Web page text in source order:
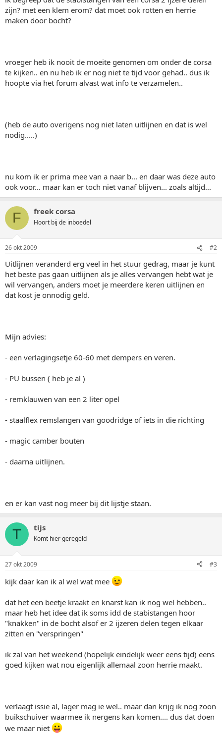
zijn? met een klem erom? dat moet ook rotten en herrie
maken door bocht?
vroeger heb ik nooit de moeite genomen om onder de corsa
te kijken.. en nu heb ik er nog niet te tijd voor gehad.. dus ik
hoopte via het forum alvast wat info te verzamelen..
(heb de auto overigens nog niet laten uitlijnen en dat is wel
nodig.....)
nu kom ik er prima mee van a naar b... en daar was deze auto
ook voor... maar kan er toch niet vanaf blijven... zoals altijd...
F freek corsa
Hoort bij de inboedel
26 okt 2009 #2
Uitlijnen veranderd erg veel in het stuur gedrag, maar je kunt
het beste pas gaan uitlijnen als je alles vervangen hebt wat je
wil vervangen, anders moet je meerdere keren uitlijnen en
dat kost je onnodig geld.
Mijn advies:
- een verlagingsetje 60-60 met dempers en veren.
- PU bussen ( heb je al )
- remklauwen van een 2 liter opel
- staalflex remslangen van goodridge of iets in die richting
- magic camber bouten
- daarna uitlijnen.
en er kan vast nog meer bij dit lijstje staan.
T tijs
Komt hier geregeld
27 okt 2009 #3
kijk daar kan ik al wel wat mee
dat het een beetje kraakt en knarst kan ik nog wel hebben..
maar heb het idee dat ik soms idd de stabistangen hoor
"knakken" in de bocht alsof er 2 ijzeren delen tegen elkaar
zitten en "verspringen"
ik zal van het weekend (hopelijk eindelijk weer eens tijd) eens
goed kijken wat nou eigenlijk allemaal zoon herrie maakt.
verlaagt issie al, lager mag ie wel.. maar dan krijg ik nog zoon
buikschuiver waarmee ik nergens kan komen.... dus dat doen
we maar niet